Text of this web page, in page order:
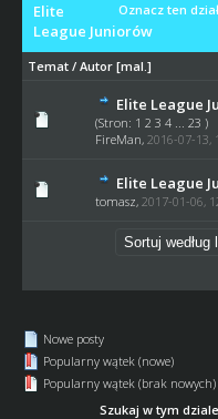
Oznacz ten
Elite
League Juniorów
Temat/ Autor [mal.]
Elite League
(Stron: 1 2 3 4 ... 23 )
FireMan, 2016-07-13,
Elite League
tomasz, 2017-01-06,
Nowe posty
Popularny wątek (nowe)
Popularny wątek (brak nowych)
Szukaj w tym